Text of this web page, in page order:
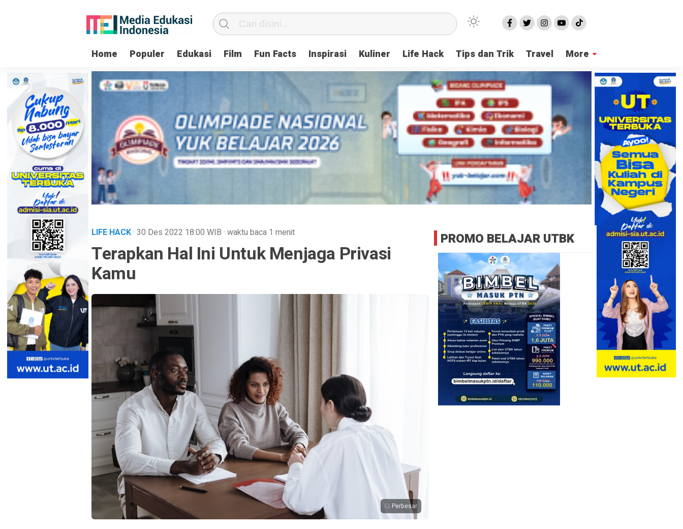
Home Populer Edukasi Film Fun Facts Inspirasi Kuliner Life Hack Tips dan Trik Travel More
LIFE HACK· 30 Des 2022 18:00 WIB · waktu baca 1 menit
Terapkan Hal Ini Untuk Menjaga Privasi
Kamu
Perbesar
PROMO BELAJAR UTBK